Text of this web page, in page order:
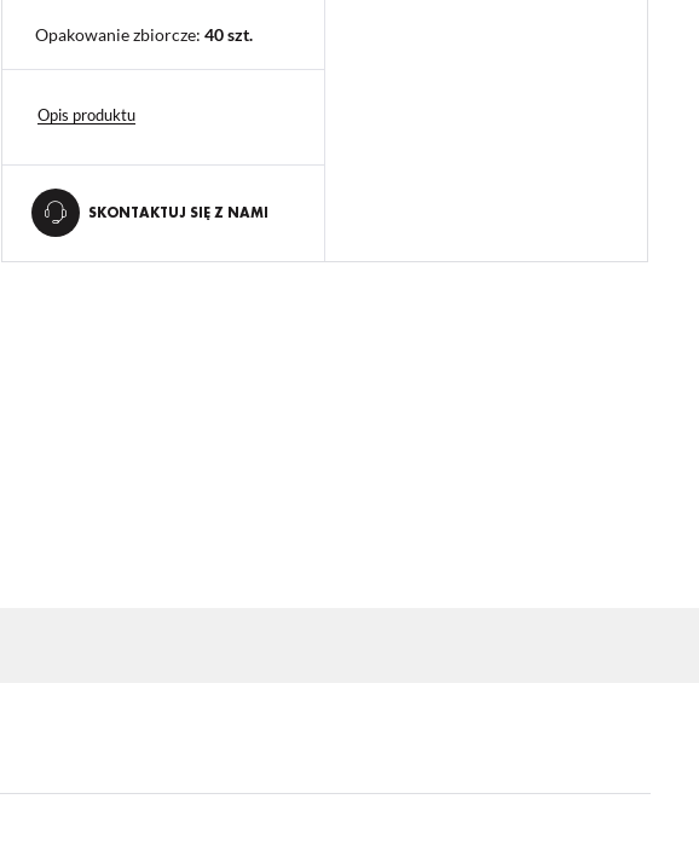
Opakowanie zbiorcze:40 szt.
Opis produktu
SKONTAKTUJ SIĘ Z NAMI